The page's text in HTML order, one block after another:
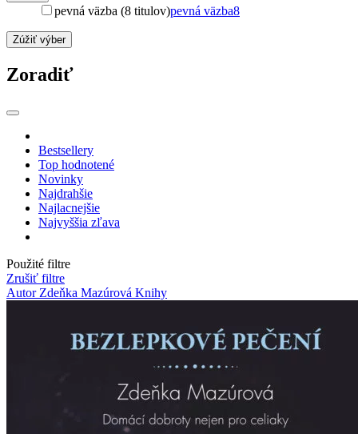
pevná väzba (8 titulov)pevná väzba8
Zúžiť výber
Zoradiť
Bestsellery
Top hodnotené
Novinky
Najdrahšie
Najlacnejšie
Najvyššia zľava
Použité filtre
Zrušiť filtre
Autor Zdeňka Mazúrová Knihy